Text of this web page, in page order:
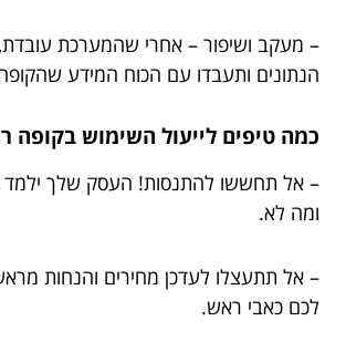
– מעקב ושיפור – אחרי שהמערכת
הנתונים ותעבדו עם הכוח המידע
כמה טיפים לייעול השימוש בקופה
– אל תחששו להתנסות! העסק שלך
ומה לא.
– אל תתעצלו לעדכן מחירים והנחות
לכם כאבי ראש.